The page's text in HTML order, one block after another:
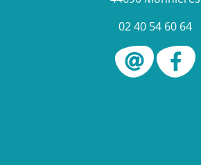
02 40 54 60 64